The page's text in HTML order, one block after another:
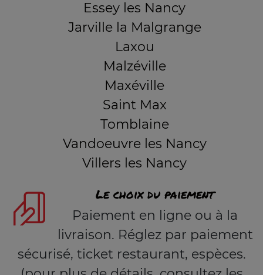
Essey les Nancy
Jarville la Malgrange
Laxou
Malzéville
Maxéville
Saint Max
Tomblaine
Vandoeuvre les Nancy
Villers les Nancy
Le choix du paiement
Paiement en ligne ou à la
livraison. Réglez par paiement
sécurisé, ticket restaurant, espèces.